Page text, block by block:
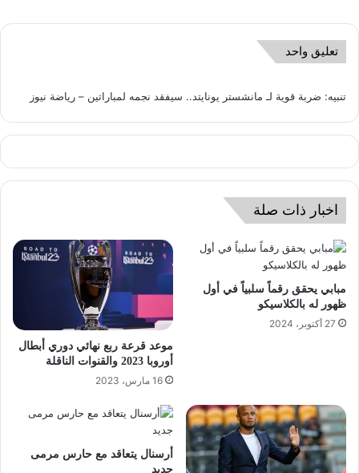
تعليق واحد
تنبيه: ضربة قوية لـ مانشستر يونايتد.. سيفقد نجمه لمباراتين – رياضة نيوز
اخبار ذات صلة
مبابي يحقق رقماً سلبياً في أول
ظهور له بالكلاسيكو
27 أكتوبر، 2024
موعد قرعة ربع نهائي دوري أبطال
أوروبا 2023 والقنوات الناقلة
16 مارس، 2023
أرسنال يتعاقد مع حارس مرمى
جديد